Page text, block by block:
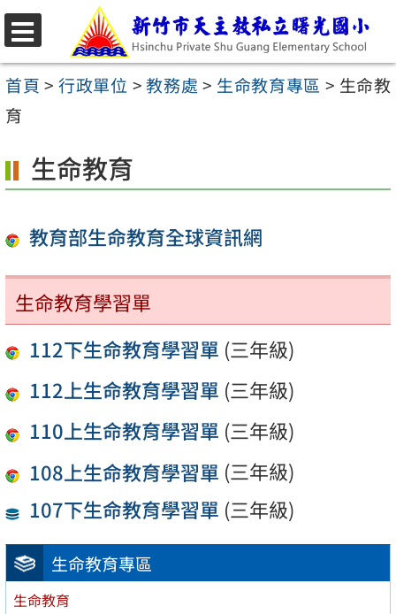
跳
至
主
要
容
區
選
單
首頁 > 行政單位 >教務處 > 生命教育專區 > 生命教
育
生命教育專區
生命教育
生命教育
教育部生命教育全球資訊網
生命教育學習單
112下生命教育學習單 (三年級)
112上生命教育學習單 (三年級)
110上生命教育學習單 (三年級)
108上生命教育學習單 (三年級)
107下生命教育學習單 (三年級)